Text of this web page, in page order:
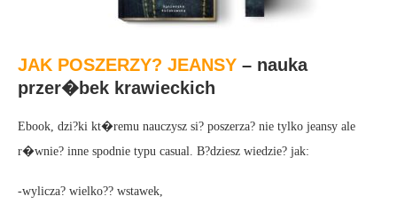
JAK POSZERZY? JEANSY – nauka
przer�bek krawieckich
Ebook, dzi?ki kt�remu nauczysz si? poszerza? nie tylko jeansy ale
r�wnie? inne spodnie typu casual. B?dziesz wiedzie? jak:
-wylicza? wielko?? wstawek,